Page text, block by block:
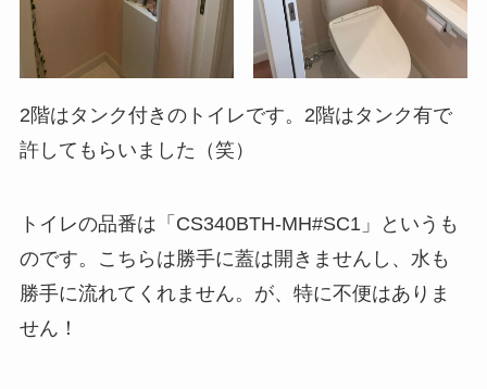
2階はタンク付きのトイレです。2階はタンク有で
許してもらいました（笑）
トイレの品番は「CS340BTH-MH#SC1」というも
のです。こちらは勝手に蓋は開きませんし、水も
勝手に流れてくれません。が、特に不便はありま
せん！